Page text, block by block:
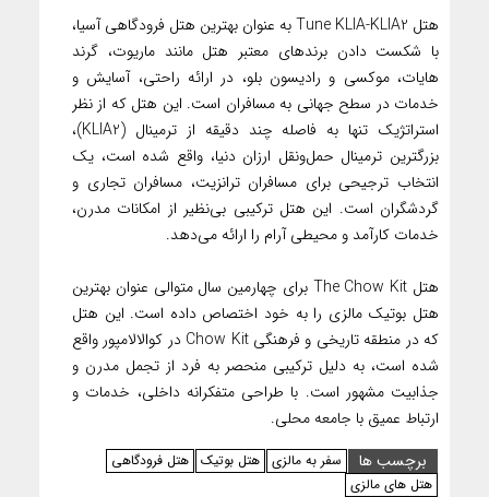
هتل Tune KLIA-KLIA2 به عنوان بهترین هتل فرودگاهی آسیا،
با شکست دادن برندهای معتبر هتل مانند ماریوت، گرند
هایات، موکسی و رادیسون بلو، در ارائه راحتی، آسایش و
خدمات در سطح جهانی به مسافران است. این هتل که از نظر
استراتژیک تنها به فاصله چند دقیقه از ترمینال (KLIA2)،
بزرگترین ترمینال حمل‌ونقل ارزان دنیا، واقع شده است، یک
انتخاب ترجیحی برای مسافران ترانزیت، مسافران تجاری و
گردشگران است. این هتل ترکیبی بی‌نظیر از امکانات مدرن،
خدمات کارآمد و محیطی آرام را ارائه می‌دهد.
هتل The Chow Kit برای چهارمین سال متوالی عنوان بهترین
هتل بوتیک مالزی را به خود اختصاص داده است. این هتل
که در منطقه تاریخی و فرهنگی Chow Kit در کوالالامپور واقع
شده است، به دلیل ترکیبی منحصر به فرد از تجمل مدرن و
جذابیت مشهور است. با طراحی متفکرانه داخلی، خدمات و
ارتباط عمیق با جامعه محلی.
برچسب ها
سفر به مالزی هتل بوتیک هتل فرودگاهی
هتل های مالزی